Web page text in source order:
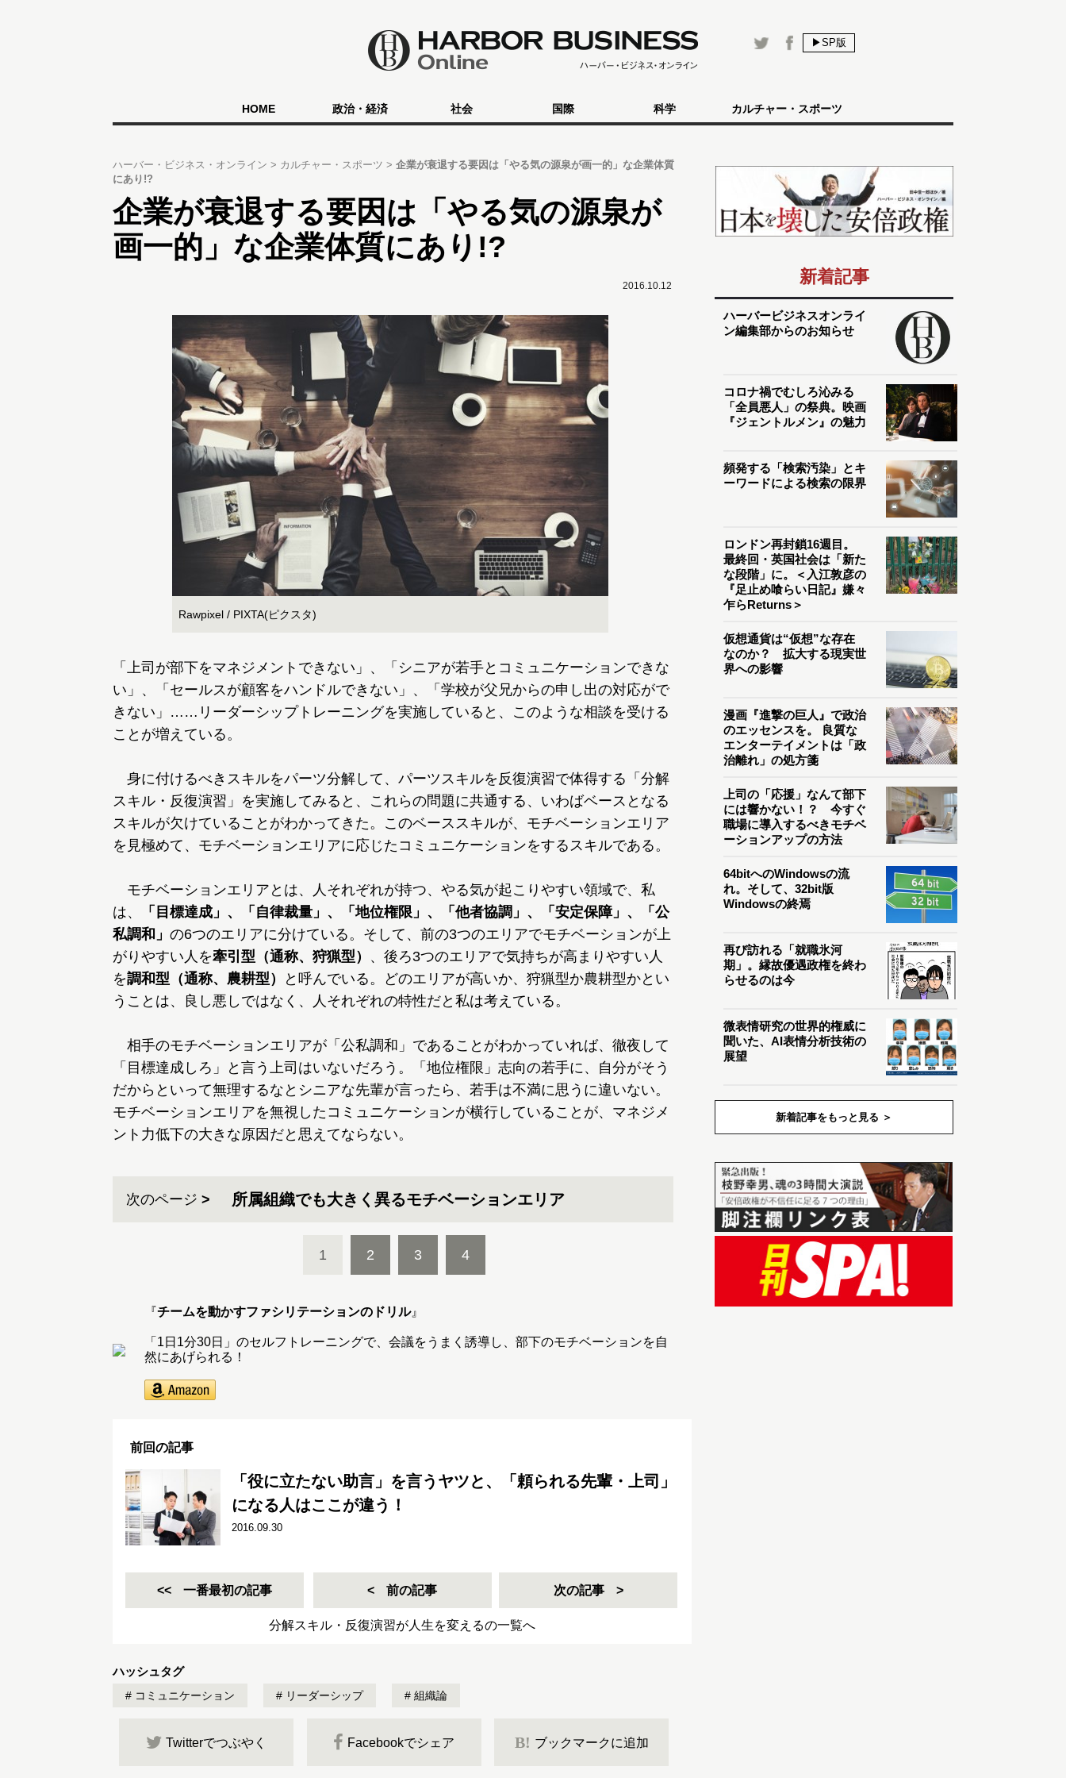
▶SP版
HOME 政治・経済 社会 国際 科学 カルチャー・スポーツ
ハーバー・ビジネス・オンライン カルチャー・スポーツ
企業が衰退する要因は「やる気の源泉が画一的」な企業体質
にあり!?
企業が衰退する要因は「やる気の源泉が
画一的」な企業体質にあり!?
2016.10.12
Rawpixel / PIXTA(ピクスタ)
「上司が部下をマネジメントできない」、「シニアが若手とコミュニケーションできな
い」、「セールスが顧客をハンドルできない」、「学校が父兄からの申し出の対応がで
きない」……リーダーシップトレーニングを実施していると、このような相談を受ける
ことが増えている。
身に付けるべきスキルをパーツ分解して、パーツスキルを反復演習で体得する「分解
スキル・反復演習」を実施してみると、これらの問題に共通する、いわばベースとなる
スキルが欠けていることがわかってきた。このベーススキルが、モチベーションエリア
を見極めて、モチベーションエリアに応じたコミュニケーションをするスキルである。
モチベーションエリアとは、人それぞれが持つ、やる気が起こりやすい領域で、私
は、
「目標達成」、「自律裁量」、「地位権限」、「他者協調」、「安定保障」、「公
私調和」 の6つのエリアに分けている。そして、前の3つのエリアでモチベーションが上
がりやすい人を牽引型（通称、狩猟型） 、後ろ3つのエリアで気持ちが高まりやすい人
を調和型（通称、農耕型）
と呼んでいる。どのエリアが高いか、狩猟型か農耕型かとい
うことは、良し悪しではなく、人それぞれの特性だと私は考えている。
相手のモチベーションエリアが「公私調和」であることがわかっていれば、徹夜して
「目標達成しろ」と言う上司はいないだろう。「地位権限」志向の若手に、自分がそう
だからといって無理するなとシニアな先輩が言ったら、若手は不満に思うに違いない。
モチベーションエリアを無視したコミュニケーションが横行していることが、マネジメ
ント力低下の大きな原因だと思えてならない。
次のページ 所属組織でも大きく異るモチベーションエリア
1 2 3 4
『チームを動かすファシリテーションのドリル』
「1日1分30日」のセルフトレーニングで、会議をうまく誘導し、部下のモチベーションを自
然にあげられる！
前回の記事
「役に立たない助言」を言うヤツと、「頼られる先輩・上司」
になる人はここが違う！
2016.09.30
一番最初の記事 前の記事 次の記事
分解スキル・反復演習が人生を変えるの一覧へ
ハッシュタグ
コミュニケーション リーダーシップ 組織論
Twitterでつぶやく Facebookでシェア B! ブックマークに追加
新着記事
ハーバービジネスオンライ
ン編集部からのお知らせ
コロナ禍でむしろ沁みる
「全員悪人」の祭典。映画
『ジェントルメン』の魅力
頻発する「検索汚染」とキ
ーワードによる検索の限界
ロンドン再封鎖16週目。
最終回・英国社会は「新た
な段階」に。＜入江敦彦の
『足止め喰らい日記』嫌々
乍らReturns＞
仮想通貨は“仮想”な存在
なのか？ 拡大する現実世
界への影響
漫画『進撃の巨人』で政治
のエッセンスを。 良質な
エンターテイメントは「政
治離れ」の処方箋
上司の「応援」なんて部下
には響かない！？ 今すぐ
職場に導入するべきモチベ
ーションアップの方法
64bitへのWindowsの流
れ。そして、32bit版
Windowsの終焉
再び訪れる「就職氷河
期」。縁故優遇政権を終わ
らせるのは今
微表情研究の世界的権威に
聞いた、AI表情分析技術の
展望
新着記事をもっと見る